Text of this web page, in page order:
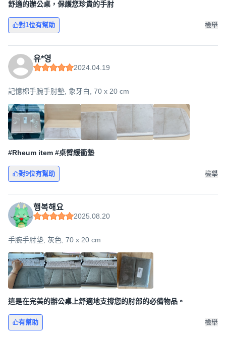
舒適的辦公桌，保護您珍貴的手肘
對1位有幫助 檢舉
유*영
2024.04.19
記憶棉手腕手肘墊, 象牙白, 70 x 20 cm
#Rheum item #桌臂緩衝墊
對9位有幫助 檢舉
행복해요
2025.08.20
手腕手肘墊, 灰色, 70 x 20 cm
這是在完美的辦公桌上舒適地支撐您的肘部的必備物品。
有幫助 檢舉